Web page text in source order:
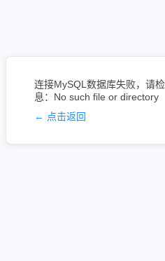
连接MySQL数据库失败，请
息：No such file or directory
← 点击返回